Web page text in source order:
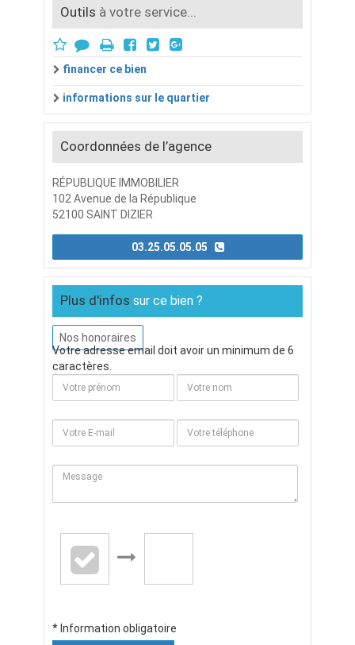
Outils à votre service...
financer ce bien
informations sur le quartier
Coordonnées de l’agence
RÉPUBLIQUE IMMOBILIER
102 Avenue de la République
52100 SAINT DIZIER
Plus d'infos sur ce bien ?
Nos honoraires
Votre adresse email doit avoir un minimum de 6
caractères.
* Information obligatoire